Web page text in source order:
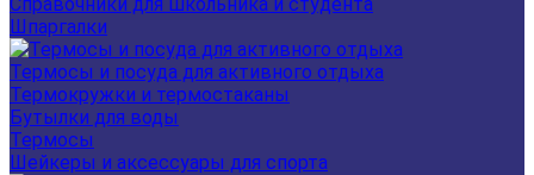
Шпаргалки
Термосы и посуда для активного отдыха
Термокружки и термостаканы
Бутылки для воды
Термосы
Шейкеры и аксессуары для спорта